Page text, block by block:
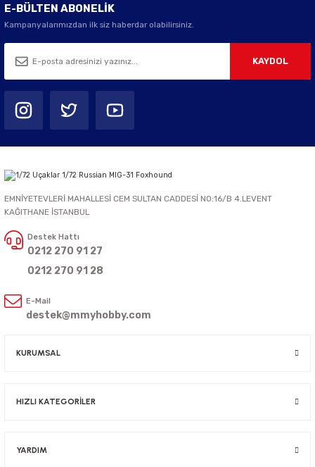
E-BÜLTEN ABONELİK
Kampanyalarımızdan ilk siz haberdar olabilirsiniz.
KAYDOL
EMNİYETEVLERİ MAHALLESİ CEM SULTAN CADDESİ NO:16/B 4.LEVENT
KAĞITHANE İSTANBUL
Destek Hattı
0212 270 91 27
0212 270 91 28
E-Mail
destek@mmyhobby.com
KURUMSAL
HIZLI KATEGORİLER
YARDIM